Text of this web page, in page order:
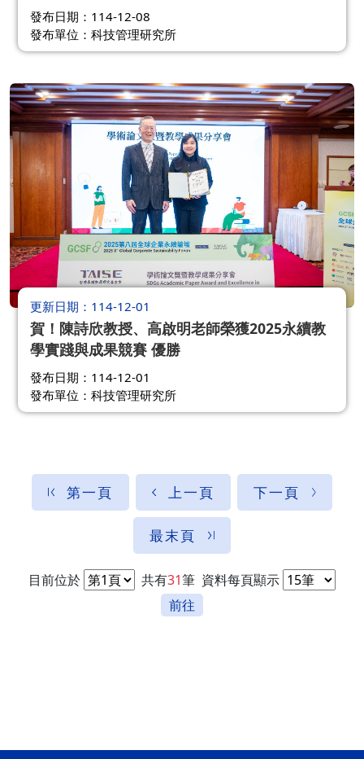
發布日期：114-12-08
發布單位：科技管理研究所
更新日期 114-12-01
賀！陳詩欣教授、高啟明老師榮獲2025永續教
學實踐與成果競賽 優勝
發布日期：114-12-01
發布單位：科技管理研究所
第一頁 上一頁 下一頁
最末頁
目前位於 共有31筆 資料每頁顯示
前往